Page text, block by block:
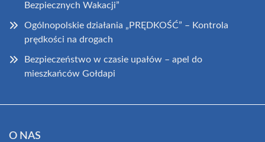
Bezpiecznych Wakacji”
Ogólnopolskie działania „PRĘDKOŚĆ” – Kontrola
prędkości na drogach
Bezpieczeństwo w czasie upałów – apel do
mieszkańców Gołdapi
O NAS